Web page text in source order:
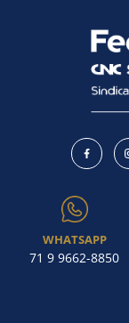
WHATSAPP
71 9 9662-8850